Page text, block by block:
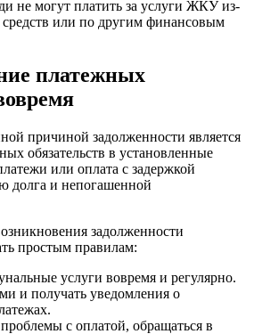
не могут платить за услуги ЖКУ из-
или по другим финансовым
платежных
причиной задолженности является
обязательств в установленные
или оплата с задержкой
долга и непогашенной
задолженности
простым правилам:
услуги вовремя и регулярно.
и получать уведомления о
с оплатой, обращаться в